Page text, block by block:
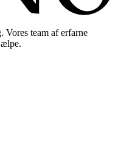
Vores team af erfarne